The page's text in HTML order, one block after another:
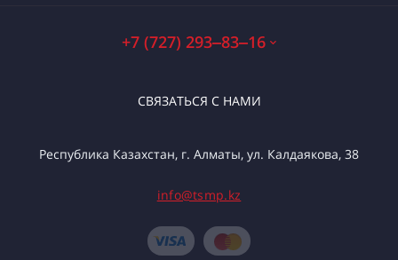
+7 (727) 293‒83‒16
СВЯЗАТЬСЯ С НАМИ
Республика Казахстан, г. Алматы, ул. Калдаякова, 38
info@tsmp.kz